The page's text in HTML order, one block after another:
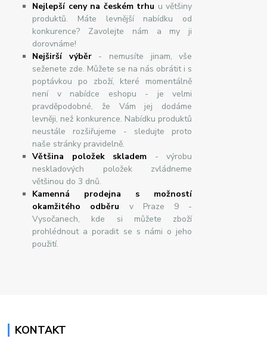
Nejlepší ceny na českém trhu u většiny
produktů. Máte levnější nabídku od
konkurence? Zavolejte nám a my ji
dorovnáme!
Nejširšívýběr- nemusíte jinam, vše
seženete zde. Můžete se na nás obrátit i s
poptávkou po zboží, které momentálně
není v nabídce eshopu - je velmi
pravděpodobné, že Vám jej dodáme
levněji, než konkurence. Nabídku produktů
neustále rozšiřujeme - sledujte proto
naše stránky pravidelně.
Většina položek skladem - výrobu
neskladových položek zvládneme
většinou do 3 dnů.
Kamenná prodejna s možností
okamžitého odběru v Praze 9 -
Vysočanech, kde si můžete zboží
prohlédnout a poradit se s námi o jeho
použití.
KONTAKT